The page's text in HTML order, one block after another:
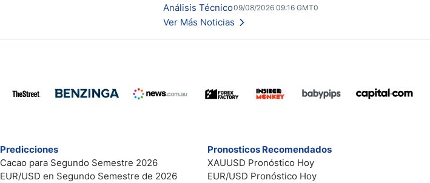
cautelosa ante un fin de semana incierto.
Análisis Técnico09/08/2026 09:16 GMT0
Ver Más Noticias
Predicciones
Cacao para Segundo Semestre 2026
EUR/USD en Segundo Semestre de 2026
Pronosticos Recomendados
XAUUSD Pronóstico Hoy
EUR/USD Pronóstico Hoy